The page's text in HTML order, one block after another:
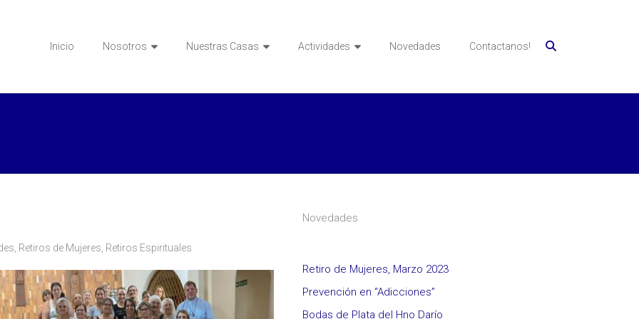
Inicio Nosotros Nuestras Casas Actividades Novedades Contactanos!
Retiros de Mujeres Retiros Espirituales
Novedades
Retiro de Mujeres, Marzo 2023
Prevención en “Adicciones”
Bodas de Plata del Hno Darío